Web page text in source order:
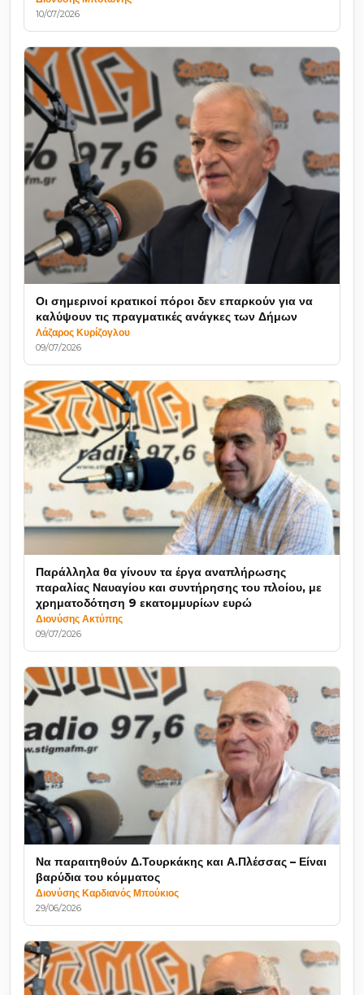
10/07/2026
Οι σημερινοί κρατικοί πόροι δεν επαρκούν για να
καλύψουν τις πραγματικές ανάγκες των Δήμων
Λάζαρος Κυρίζογλου
09/07/2026
Παράλληλα θα γίνουν τα έργα αναπλήρωσης
παραλίας Ναυαγίου και συντήρησης του πλοίου, με
χρηματοδότηση 9 εκατομμυρίων ευρώ
Διονύσης Ακτύπης
09/07/2026
Να παραιτηθούν Δ.Τουρκάκης και Α.Πλέσσας – Είναι
βαρύδια του κόμματος
Διονύσης Καρδιανός Μπούκιος
29/06/2026